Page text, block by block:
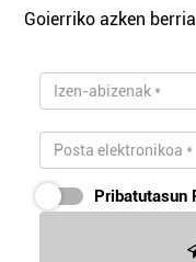
Goierriko azken
Pribatutasun